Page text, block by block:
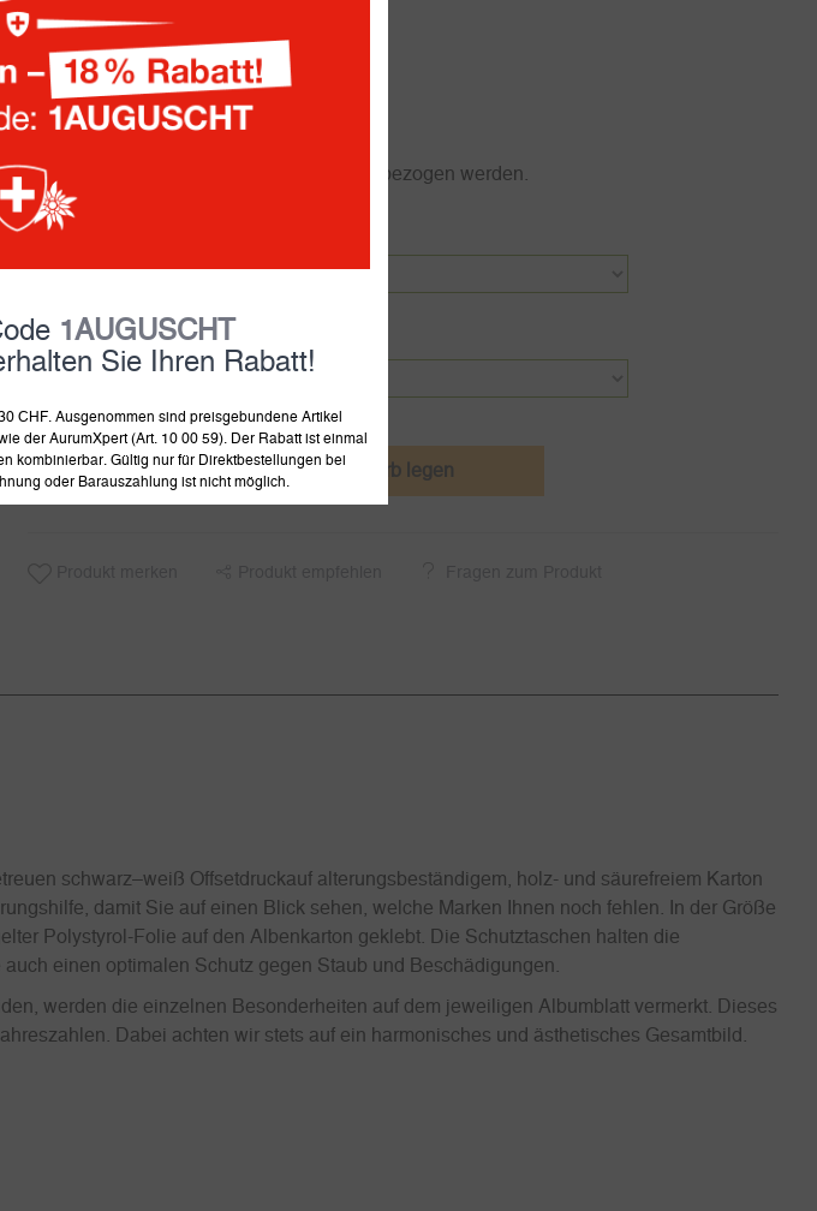
14.90 Fr.
inkl. MwSt und zzgl.Versand
auf Lager, Lieferung in 4-8 Werktagen
Dieser Artikel kann auch im Abonnement bezogen werden.
Ausführung:
Jahrgang:
in den Warenkorb legen
schwarz–weiß Offsetdruckauf alterungsbeständigem, holz- und säurefreiem Karton
damit Sie auf einen Blick sehen, welche Marken Ihnen noch fehlen. In der Größe
Polystyrol-Folie auf den Albenkarton geklebt. Die Schutztaschen halten die
einen optimalen Schutz gegen Staub und Beschädigungen.
werden die einzelnen Besonderheiten auf dem jeweiligen Albumblatt vermerkt. Dieses
Dabei achten wir stets auf ein harmonisches und ästhetisches Gesamtbild.
1AUGUSCHT
Sie Ihren Rabatt!
CHF. Ausgenommen sind preisgebundene Artikel
der AurumXpert (Art. 10 00 59). Der Rabatt ist einmal
kombinierbar. Gültig nur für Direktbestellungen bei
oder Barauszahlung ist nicht möglich.